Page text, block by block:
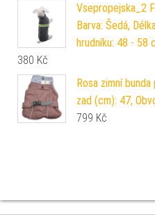
Vsepropejska_2
Barva: Šedá,
hrudníku: 48 - 58
380 Kč
Rosa zimní
zad (cm): 47,
799 Kč